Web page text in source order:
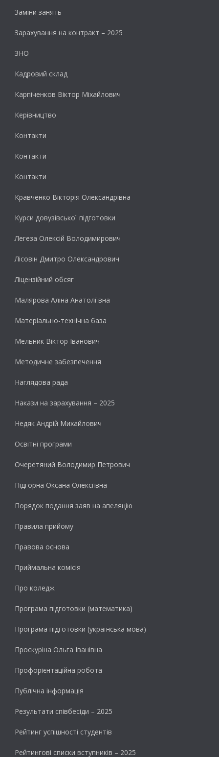
Заміни занять
Зарахування на контракт – 2025
ЗНО
Кадровий склад
Карпіченков Віктор Міхайлович
Керівництво
Контакти
Контакти
Контакти
Кравченко Вікторія Олександрівна
Курси довузівської підготовки
Легеза Олексій Володимирович
Лісовін Дмитро Олександрович
Ліцензійний обсяг
Малярова Аліна Анатоліївна
Матеріально-технічна база
Мельник Віктор Іванович
Методичне забезпечення
Наглядова рада
Накази на зарахування – 2025
Недяк Андрій Михайлович
Освітні програми
Очеретяний Володимир Петрович
Підгорна Оксана Олексіївна
Порядок подання заяв на апеляцію
Правила прийому
Правова основа
Приймальна комісія
Про коледж
Програма підготовки (математика)
Програма підготовки (українська мова)
Проскуріна Ольга Іванівна
Профорієнтаційна робота
Публічна інформація
Результати cпівбесіди – 2025
Рейтинг успішності студентів
Рейтингові списки вступників – 2025